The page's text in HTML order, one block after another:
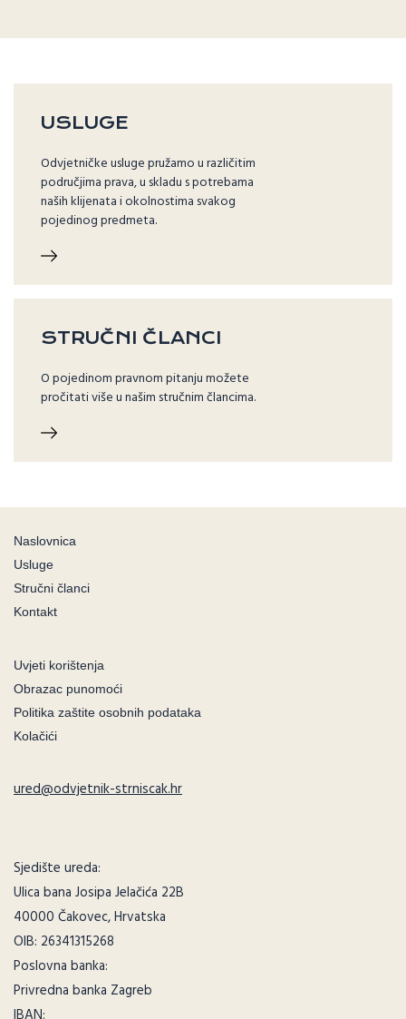
USLUGE
Odvjetničke usluge pružamo u različitim
područjima prava, u skladu s potrebama
naših klijenata i okolnostima svakog
pojedinog predmeta.
STRUČNI ČLANCI
O pojedinom pravnom pitanju možete
pročitati više u našim stručnim člancima.
Naslovnica
Usluge
Stručni članci
Kontakt
Uvjeti korištenja
Obrazac punomoći
Politika zaštite osobnih podataka
Kolačići
ured@odvjetnik-strniscak.hr
Sjedište ureda:
Ulica bana Josipa Jelačića 22B
40000 Čakovec, Hrvatska
OIB: 26341315268
Poslovna banka:
Privredna banka Zagreb